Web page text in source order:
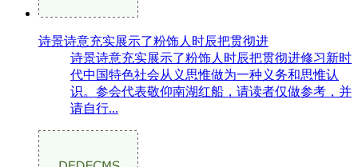
诗景诗意充实展示了粉饰人时辰把贯彻进
诗景诗意充实展示了粉饰人时辰把贯彻进修习新时
代中国特色社会从义思惟做为一种义务和思惟认
识。参会代表敬仰南湖红船，请读者仅做参考，并
请自行...